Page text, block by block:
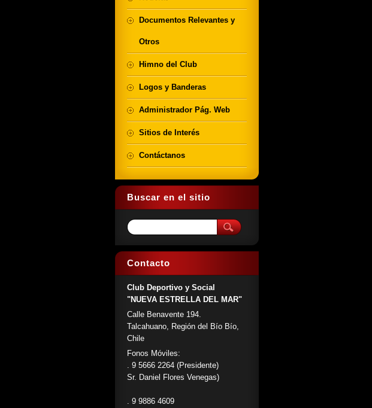
Documentos Relevantes y
Otros
Himno del Club
Logos y Banderas
Administrador Pág. Web
Sitios de Interés
Contáctanos
Buscar en el sitio
Contacto
Club Deportivo y Social
"NUEVA ESTRELLA DEL MAR"
Calle Benavente 194.
Talcahuano, Región del Bío Bío,
Chile
Fonos Móviles:
. 9 5666 2264 (Presidente)
Sr. Daniel Flores Venegas)
. 9 9886 4609